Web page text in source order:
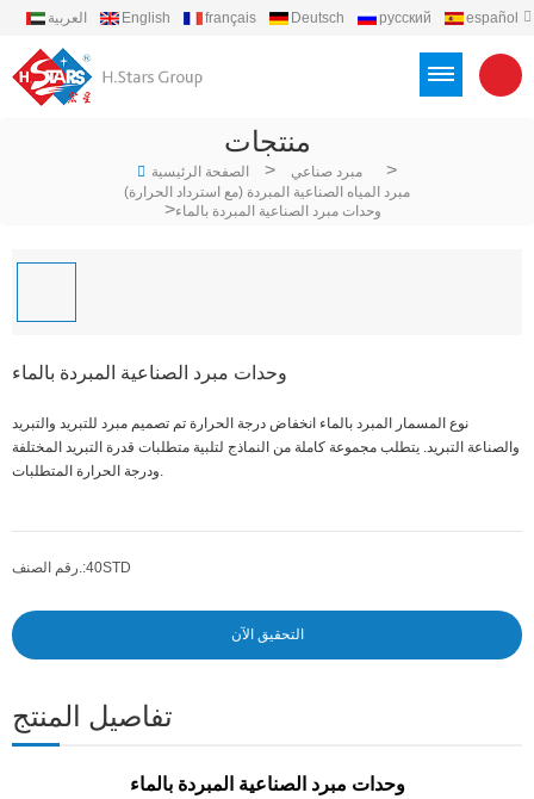
العربية English français Deutsch русский
español
منتجات
الصفحة الرئيسية > مبرد صناعي >
مبرد المياه الصناعية المبردة (مع استرداد الحرارة)
>وحدات مبرد الصناعية المبردة بالماء
وحدات مبرد الصناعية المبردة بالماء
نوع المسمار المبرد بالماء انخفاض درجة الحرارة تم تصميم مبرد للتبريد والتبريد
والصناعة التبريد. يتطلب مجموعة كاملة من النماذج لتلبية متطلبات قدرة التبريد المختلفة
ودرجة الحرارة المتطلبات.
رقم الصنف.:40STD
التحقيق الآن
تفاصيل المنتج
وحدات مبرد الصناعية المبردة بالماء